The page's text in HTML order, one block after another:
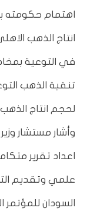
اهتمام حكومته
انتاج الذهب
في التوعية
تنقية الذهب
لحجم انتاج
وأشار مستشار
اعداد تقرير
علمي وتقديم
السودان